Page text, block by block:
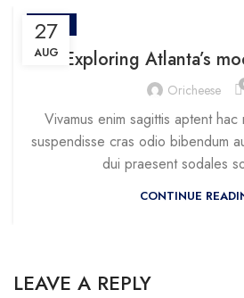
27
AUG
BLOG
Exploring Atlanta’s
Oricheese
Vivamus enim sagittis aptent
suspendisse cras odio bibendum
dui praesent sodales
CONTINUE
LEAVE A REPLY